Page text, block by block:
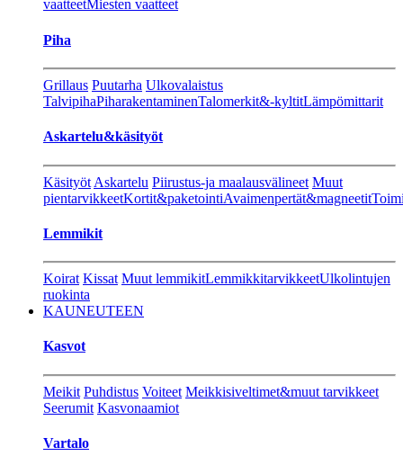
vaatteetMiesten vaatteet
Piha
Grillaus Puutarha Ulkovalaistus
TalvipihaPiharakentaminenTalomerkit&-kyltitLämpömittarit
Askartelu&käsityöt
Käsityöt Askartelu Piirustus-ja maalausvälineet Muut
pientarvikkeetKortit&paketointiAvaimenpertät&magneetit
Lemmikit
Koirat Kissat Muut lemmikitLemmikkitarvikkeetUlkolintujen
ruokinta
KAUNEUTEEN
Kasvot
Meikit Puhdistus Voiteet Meikkisiveltimet&muut tarvikkeet
Seerumit Kasvonaamiot
Vartalo